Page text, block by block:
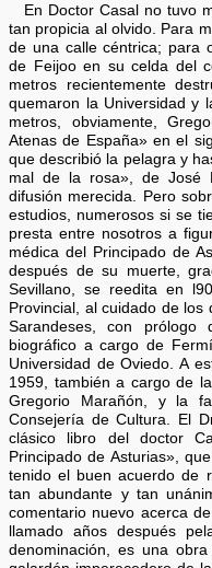
En Doctor Casal no tuvo
tan propicia al olvido. Para
de una calle céntrica; para
de Feijoo en su celda del
metros recientemente
quemaron la Universidad y
metros, obviamente,
Atenas de España» en el
que describió la pelagra y
mal de la rosa», de José
difusión merecida. Pero
estudios, numerosos si se
presta entre nosotros a
médica del Principado de
después de su muerte,
Sevillano, se reedita en
Provincial, al cuidado de los
Sarandeses, con
biográfico a cargo de
Universidad de Oviedo. A
1959, también a cargo de
Gregorio Marañón, y la
Consejería de Cultura. El
clásico libro del doctor
Principado de Asturias»,
tenido el buen acuerdo de
tan abundante y tan
comentario nuevo acerca
llamado años después
denominación, es una